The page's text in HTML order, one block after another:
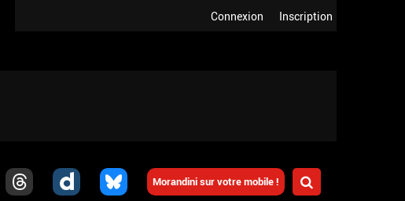
Inscription
Connexion
Morandini sur votre mobile !